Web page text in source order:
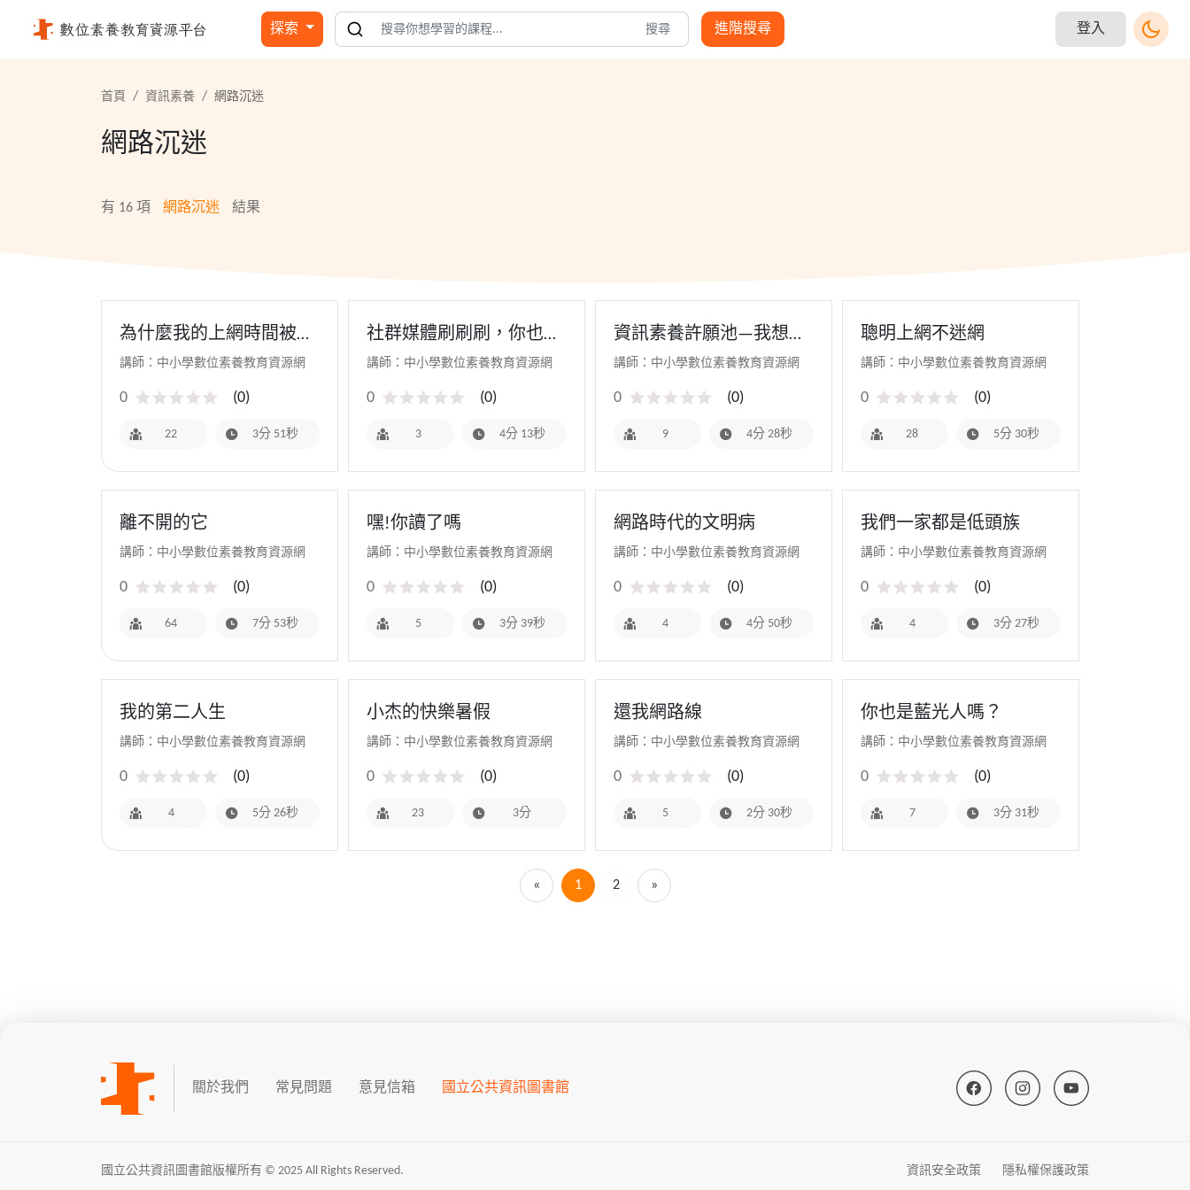
探索
搜尋 進階搜尋 登入
首頁 資訊素養 網路沉迷
網路沉迷
有 16 項 網路沉迷 結果
為什麼我的上網時間被限
制
講師：中小學數位素養教育資源網
0 (0)
22 3分 51秒
社群媒體刷刷刷，你也網
路沉迷了嗎？
講師：中小學數位素養教育資源網
0 (0)
3 4分 13秒
資訊素養許願池—我想要
有手機
講師：中小學數位素養教育資源網
0 (0)
9 4分 28秒
聰明上網不迷網
講師：中小學數位素養教育資源網
0 (0)
28 5分 30秒
離不開的它
講師：中小學數位素養教育資源網
0 (0)
64 7分 53秒
嘿!你讀了嗎
講師：中小學數位素養教育資源網
0 (0)
5 3分 39秒
網路時代的文明病
講師：中小學數位素養教育資源網
0 (0)
4 4分 50秒
我們一家都是低頭族
講師：中小學數位素養教育資源網
0 (0)
4 3分 27秒
我的第二人生
講師：中小學數位素養教育資源網
0 (0)
4 5分 26秒
小杰的快樂暑假
講師：中小學數位素養教育資源網
0 (0)
23 3分
還我網路線
講師：中小學數位素養教育資源網
0 (0)
5 2分 30秒
你也是藍光人嗎？
講師：中小學數位素養教育資源網
0 (0)
7 3分 31秒
« 1 2 »
關於我們 常見問題 意見信箱 國立公共資訊圖書館
國立公共資訊圖書館版權所有 © 2025 All Rights Reserved. 資訊安全政策 隱私權保護政策